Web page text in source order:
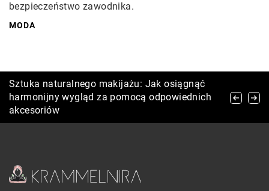
bezpieczeństwo zawodnika.
MODA
Jak wybrać odpowiednie produkty do
pielęgnacji skóry wrażliwej?
Sztuka naturalnego makijażu: Jak osiągnąć
harmonijny wygląd za pomocą odpowiednich
akcesoriów
Jak dobrać idealny biustonosz sportowy do
różnych typów aktywności?